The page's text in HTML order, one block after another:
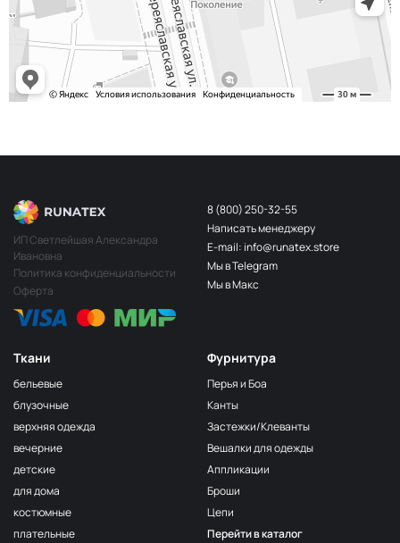
243/2
2Бл.Бирюзовый МП-20-243/2
S248
Св.Бирюза
2400000683254
203/3
3Т.Бирюзовый
МП-20-203/3
(Т.Бирюзовый)
МП-20-198
2Т.Бирюзовый
МП-20-203/2
1Св.Бирюзовый
Аквамарин(Т.Бирюзовый)
МП-20-245
F222/2
волна
МП-20-F222/2
МП-20-F222/3
F257 Аквамарин
МП-20-F257
Ткани
бельевые
блузочные
верхняя одежда
вечерние
детские
для дома
костюмные
плательные
Фурнитура
Перья и Боа
Канты
Застежки/Клеванты
Вешалки для одежды
Аппликации
Броши
Цепи
Перейти в каталог
ИП Светлейшая Александра
Ивановна
Политика конфиденциальности
Оферта
8 (800) 250-32-55
Написать менеджеру
E-mail: info@runatex.store
Мы в Telegram
Мы в Макс